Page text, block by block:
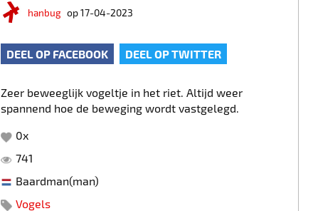
hanbug op 17-04-2023
DEEL OP FACEBOOK DEEL OP TWITTER
Zeer beweeglijk vogeltje in het riet. Altijd weer
spannend hoe de beweging wordt vastgelegd.
0x
741
Baardman(man)
Vogels